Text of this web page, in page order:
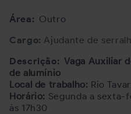
Área: Outro
Cargo: Ajudante de
Descrição: Vaga Auxiliar
de alumínio
Local de trabalho: Rio
Horário: Segunda a sexta-
às 17h30